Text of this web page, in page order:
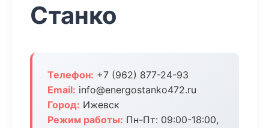
Станко
Телефон: +7 (962) 877-24-93
Email: info@energostanko472.ru
Город: Ижевск
Режим работы: Пн-Пт: 09:00-18:00,